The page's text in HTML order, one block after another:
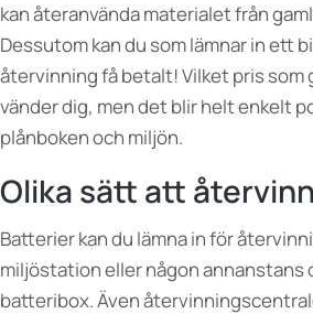
kan återanvända materialet från
Dessutom kan du som lämnar in ett
återvinning få betalt! Vilket pris som
vänder dig, men det blir helt enkelt
plånboken och miljön.
Olika sätt att
Batterier kan du lämna in för
miljöstation eller någon annanstans
batteribox. Även